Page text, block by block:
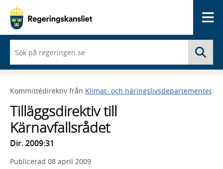
du
börjar
skriva
framträder
lista
med
sökförslag
Kommittédirektiv från Klimat- och näringslivsdepartementet
Tilläggsdirektiv till
Kärnavfallsrådet
Dir. 2009:31
Publicerad 08 april 2009